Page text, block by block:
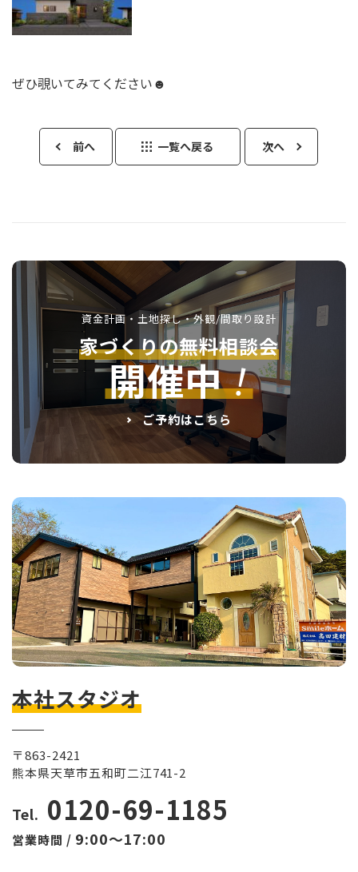
ぜひ覗いてみてください☻
前へ 一覧へ戻る 次へ
資金計画・土地探し・外観/間取り設計
家づくりの無料相談会
開催中！
ご予約はこちら
本社スタジオ
〒863-2421
熊本県天草市五和町二江741-2
Tel. 0120-69-1185
営業時間 / 9:00～17:00